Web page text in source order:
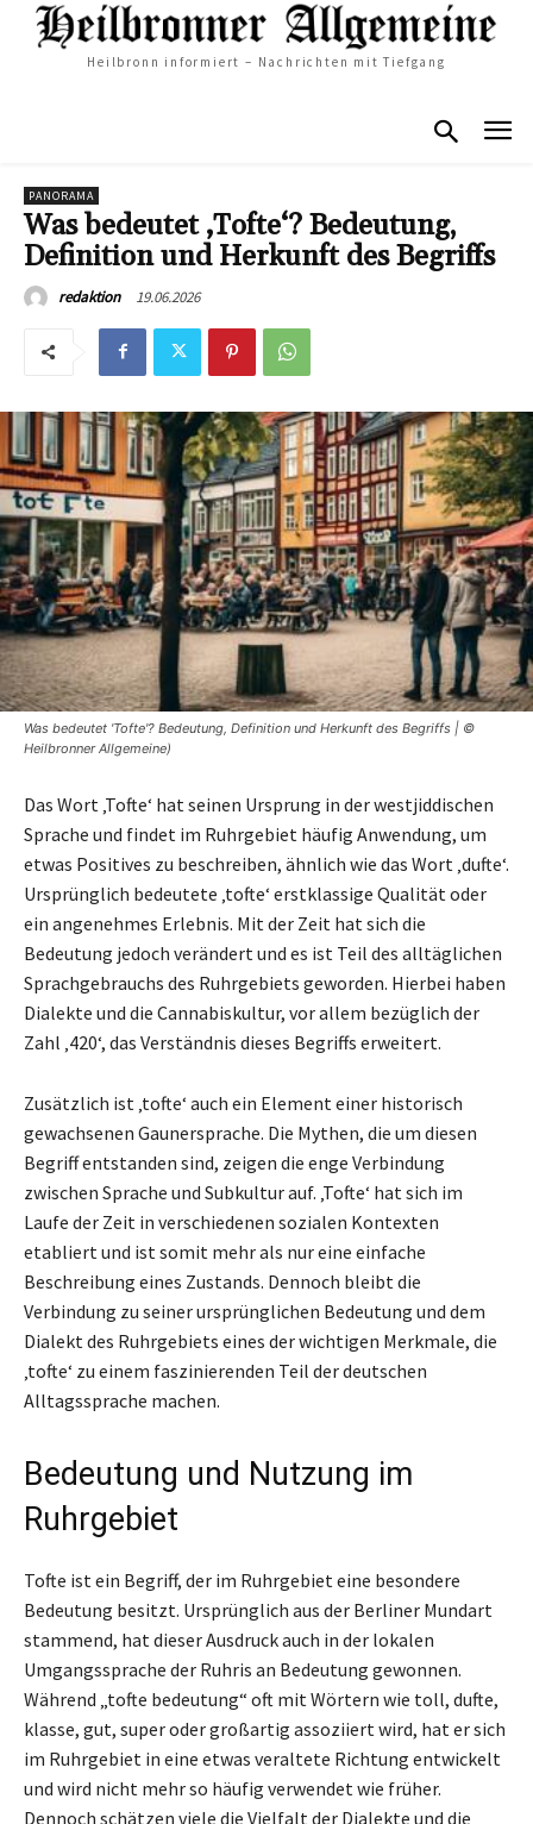
Heilbronn informiert – Nachrichten mit Tiefgang
PANORAMA
Was bedeutet ‚Tofte‘? Bedeutung,
Definition und Herkunft des Begriffs
redaktion 19.06.2026
Was bedeutet 'Tofte'? Bedeutung, Definition und Herkunft des Begriffs | ©
Heilbronner Allgemeine)
Das Wort ‚Tofte‘ hat seinen Ursprung in der westjiddischen
Sprache und findet im Ruhrgebiet häufig Anwendung, um
etwas Positives zu beschreiben, ähnlich wie das Wort ‚dufte‘.
Ursprünglich bedeutete ‚tofte‘ erstklassige Qualität oder
ein angenehmes Erlebnis. Mit der Zeit hat sich die
Bedeutung jedoch verändert und es ist Teil des alltäglichen
Sprachgebrauchs des Ruhrgebiets geworden. Hierbei haben
Dialekte und die Cannabiskultur, vor allem bezüglich der
Zahl ‚420‘, das Verständnis dieses Begriffs erweitert.
Zusätzlich ist ‚tofte‘ auch ein Element einer historisch
gewachsenen Gaunersprache. Die Mythen, die um diesen
Begriff entstanden sind, zeigen die enge Verbindung
zwischen Sprache und Subkultur auf. ‚Tofte‘ hat sich im
Laufe der Zeit in verschiedenen sozialen Kontexten
etabliert und ist somit mehr als nur eine einfache
Beschreibung eines Zustands. Dennoch bleibt die
Verbindung zu seiner ursprünglichen Bedeutung und dem
Dialekt des Ruhrgebiets eines der wichtigen Merkmale, die
‚tofte‘ zu einem faszinierenden Teil der deutschen
Alltagssprache machen.
Bedeutung und Nutzung im
Ruhrgebiet
Tofte ist ein Begriff, der im Ruhrgebiet eine besondere
Bedeutung besitzt. Ursprünglich aus der Berliner Mundart
stammend, hat dieser Ausdruck auch in der lokalen
Umgangssprache der Ruhris an Bedeutung gewonnen.
Während „tofte bedeutung“ oft mit Wörtern wie toll, dufte,
klasse, gut, super oder großartig assoziiert wird, hat er sich
im Ruhrgebiet in eine etwas veraltete Richtung entwickelt
und wird nicht mehr so häufig verwendet wie früher.
Dennoch schätzen viele die Vielfalt der Dialekte und die